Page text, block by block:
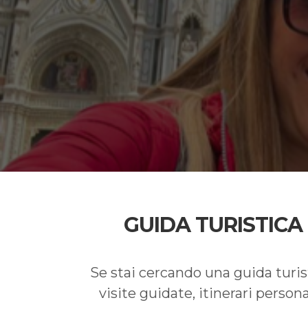
GUIDA
Se stai cercando una guida
visite guidate, itinerari